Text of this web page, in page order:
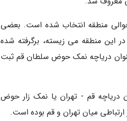
منطقه انتخاب شده است. بعضی
این منطقه می زیسته، برگرفته شده
دریاچه نمک حوض سلطان قم ثبت
دریاچه قم - تهران یا نمک زار حوض
میان تهران و قم بوده است.